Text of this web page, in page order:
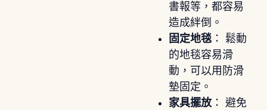
書報等，都容易
造成絆倒。
固定地毯： 鬆動
的地毯容易滑
動，可以用防滑
墊固定。
家具擺放： 避免